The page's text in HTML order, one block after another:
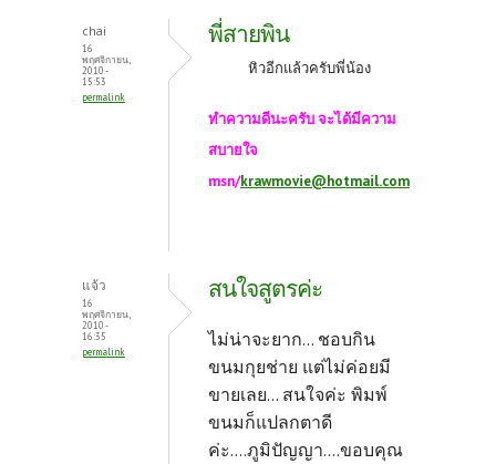
chai
16
พฤศจิกายน,
2010 -
15:53
permalink
พี่สายพิน
หิวอีกแล้วครับพี่น้อง
ทำความดีนะครับ จะได้มีความ
สบายใจ
msn/krawmovie@hotmail.com
แจ้ว
16
พฤศจิกายน,
2010 -
16:35
permalink
สนใจสูตรค่ะ
ไม่น่าจะยาก... ชอบกิน
ขนมกุยช่าย แต่ไม่ค่อยมี
ขายเลย... สนใจค่ะ พิมพ์
ขนมก็แปลกตาดี
ค่ะ....ภูมิปัญญา....ขอบคุณ